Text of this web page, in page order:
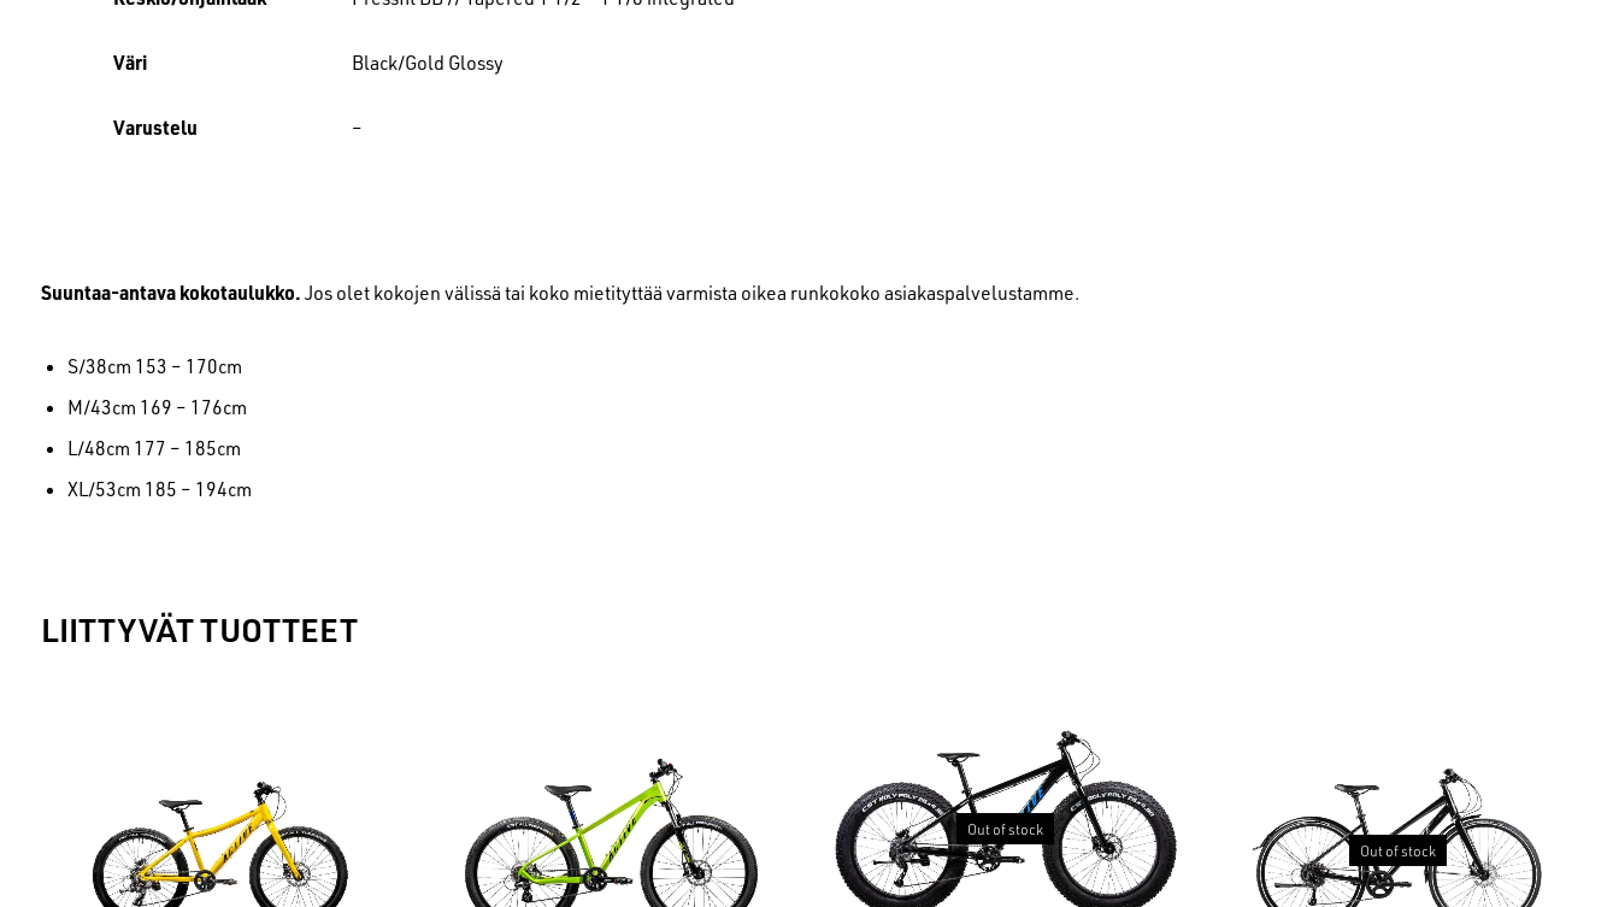
Väri Black/Gold Glossy
Varustelu –
Suuntaa-antava kokotaulukko. Jos olet kokojen välissä tai koko mietityttää varmista oikea runkokoko asiakaspalvelustamme.
S/38cm 153 – 170cm
M/43cm 169 – 176cm
L/48cm 177 – 185cm
XL/53cm 185 – 194cm
LIITTYVÄT TUOTTEET
Out of stock
Out of stock